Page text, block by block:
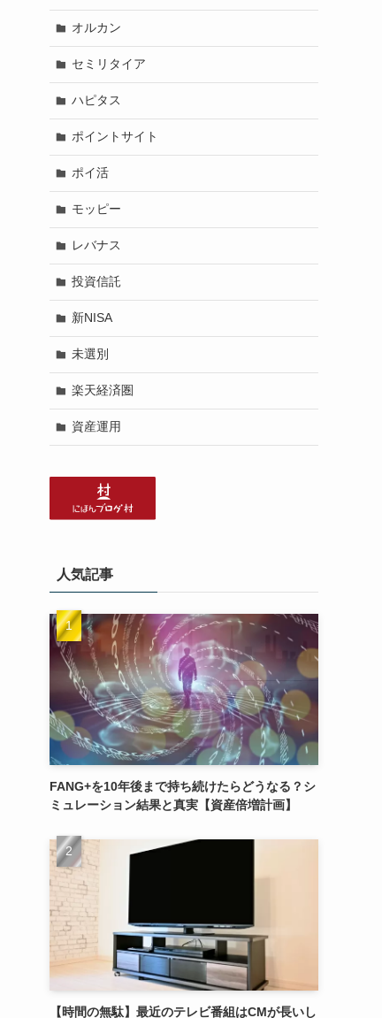
オルカン
セミリタイア
ハピタス
ポイントサイト
ポイ活
モッピー
レバナス
投資信託
新NISA
未選別
楽天経済圏
資産運用
人気記事
FANG+を10年後まで持ち続けたらどうなる？シ
ミュレーション結果と真実【資産倍増計画】
【時間の無駄】最近のテレビ番組はCMが長いし